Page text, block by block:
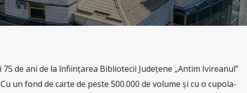
de ani de la înființarea Bibliotecii Județene „Antim Ivireanul”
un fond de carte de peste 500.000 de volume și cu o cupola-